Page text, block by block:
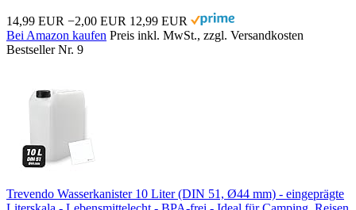
14,99 EUR −2,00 EUR 12,99 EUR
Bei Amazon kaufen Preis inkl. MwSt., zzgl. Versandkosten
Bestseller Nr. 9
Trevendo Wasserkanister 10 Liter (DIN 51, Ø44 mm) - eingeprägte